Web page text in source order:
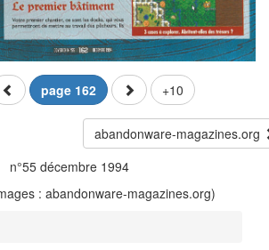
page 162 +10
abandonware-magazines.org
n°55 décembre 1994
: abandonware-magazines.org)